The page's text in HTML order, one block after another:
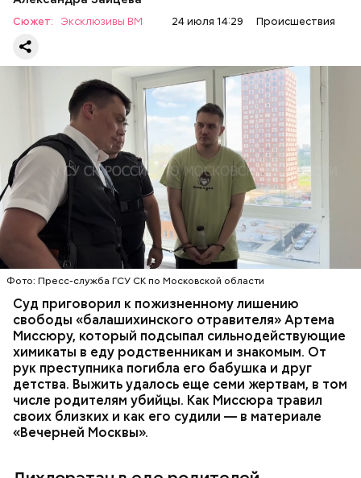
Сюжет: Эксклюзивы ВМ 24 июля 14:29 Происшествия
Фото: Пресс-служба ГСУ СК по Московской области
Суд приговорил к пожизненному лишению
свободы «балашихинского отравителя» Артема
Миссюру, который подсыпал сильнодействующие
химикаты в еду родственникам и знакомым. От
рук преступника погибла его бабушка и друг
детства. Выжить удалось еще семи жертвам, в том
числе родителям убийцы. Как Миссюра травил
своих близких и как его судили — в материале
«Вечерней Москвы».
Все началось в июне, когда двое супругов
обратились в местную больницу с жалобами на
плохое самочувствие. Врачи не смогли поставить
им точный диагноз, после чего анализы
потерпевших направили на экспертизу. В них
специалисты обнаружили сильнодействующий
химикат дихлорэтан, который не мог попасть в
организм супругов случайно. То же самое вещество
нашли в еде, изъятой из квартиры пострадавших.
Video
Видео: пресс-служба ГСУ СК по Московской области
ОТРАВЛЕНИЯ БАЛАШИХА
РОДИТЕЛИ
СЛЕДСТВЕННЫЙ КОМИТЕТ
ЭКСПЕРТИЗЫ